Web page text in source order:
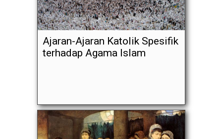
Ajaran-Ajaran Katolik Spesifik
terhadap Agama Islam